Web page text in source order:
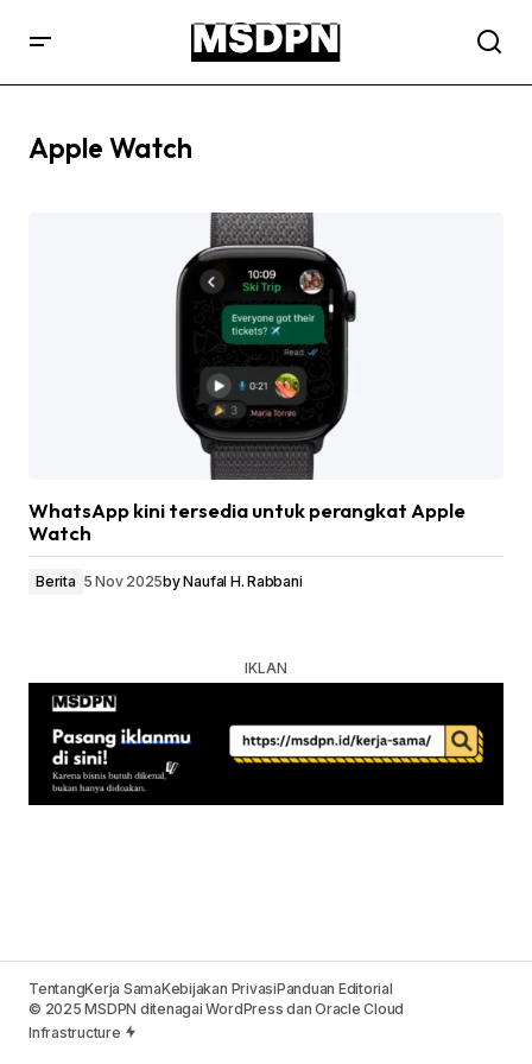
Apple Watch
WhatsApp kini tersedia untuk perangkat Apple
Watch
Berita 5 Nov 2025byNaufal H. Rabbani
TentangKerja SamaKebijakan PrivasiPanduan Editorial
© 2025 MSDPN ditenagai WordPress dan Oracle Cloud
Infrastructure